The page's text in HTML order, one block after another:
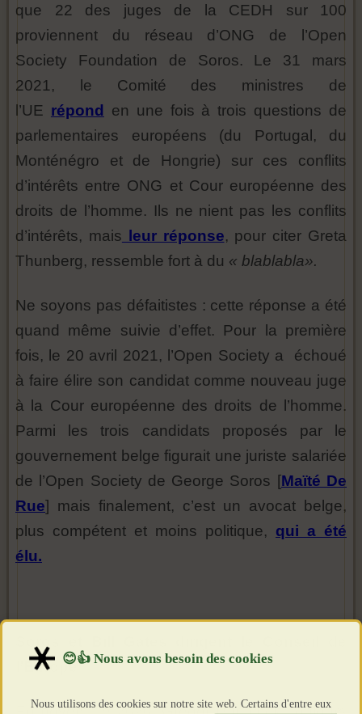
que 22 des juges de la CEDH sur 100
proviennent du réseau d’ONG de l’Open
Society Foundation de Soros. Le 31 mars
2021, le Comité des ministres de
l’UE répond en une fois à trois questions de
parlementaires européens (du Portugal, du
Monténégro et de Hongrie) sur ces conflits
d’intérêts entre ONG et Cour européenne des
droits de l’homme. Ils ne nient pas les conflits
d’intérêts, mais leur réponse, pour citer Greta
Thunberg, ressemble fort à du « blablabla».
Ne soyons pas défaitistes : cette réponse a été
quand même suivie d’effet. Pour la première
fois, le 20 avril 2021, l’Open Society a échoué
à faire élire son candidat comme nouveau juge
à la Cour européenne des droits de l’homme.
Parmi les trois candidats proposés par le
gouvernement belge figurait une juriste salariée
de l’Open Society de George Soros [Maïté De
Rue] mais finalement, c’est un avocat belge,
plus compétent et moins politique, qui a été
élu.
l’Europe
Nous utilisons des cookies sur notre site web. Certains d'entre eux